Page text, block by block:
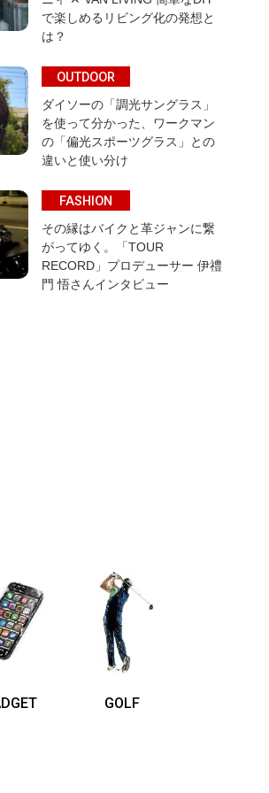
で楽しめるリビング化の発想と
は？
OUTDOOR
ダイソーの「調光サングラス」
を使って分かった、ワークマン
の「偏光スポーツグラス」との
違いと使い分け
FASHION
その縁はバイクと革ジャンに繋
がってゆく。「TOUR
RECORD」プロデューサー 伊禮
門 悟さんインタビュー
GOLF